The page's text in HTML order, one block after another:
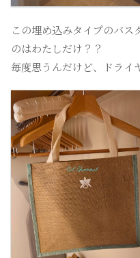
この埋め込みタイプのバス
のはわたしだけ？？
毎度思うんだけど、ドラ